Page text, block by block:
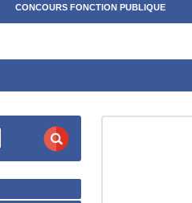
CONCOURS FONCTION PUBLIQUE